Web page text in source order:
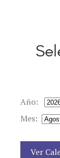
Año:
Mes:
Ver